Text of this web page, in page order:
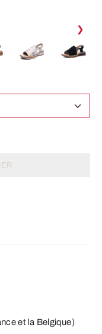
❯
et la Belgique)